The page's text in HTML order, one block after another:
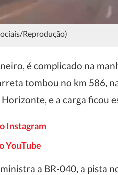
Reprodução)
é complicado na
tombou no km 586,
e a carga ficou
Instagram
YouTube
a BR-040, a pista